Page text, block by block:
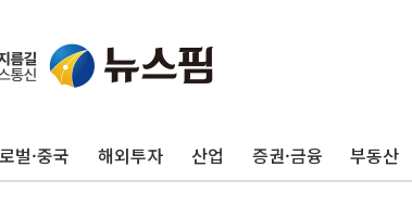
벌·중국 해외투자 산업 증권·금융 부동산
유럽증시, 견조한 실적 소화하며 대부분 상승… "2분
리투아니아 국방 "러, 우크라 드론으로 나토 회원국
뉴욕증시 개장 전 특징주...모더나·아이온큐·도어
김정관 장관 "영업이익 N% 성과급 반대…상법·자